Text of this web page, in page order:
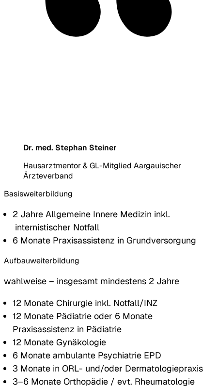
Dr. med. Stephan Steiner
Hausarztmentor & GL-Mitglied Aargauischer
Ärzteverband
Basisweiterbildung
2 Jahre Allgemeine Innere Medizin inkl.
internistischer Notfall
6 Monate Praxisassistenz in Grundversorgung
Aufbauweiterbildung
wahlweise – insgesamt mindestens 2 Jahre
12 Monate Chirurgie inkl. Notfall/INZ
12 Monate Pädiatrie oder 6 Monate
Praxisassistenz in Pädiatrie
12 Monate Gynäkologie
6 Monate ambulante Psychiatrie EPD
3 Monate in ORL- und/oder Dermatologiepraxis
3–6 Monate Orthopädie / evt. Rheumatologie